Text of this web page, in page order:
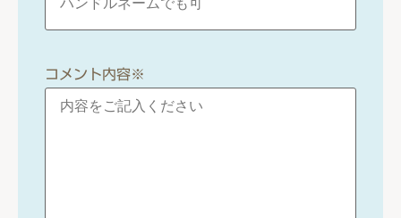
コメント内容※